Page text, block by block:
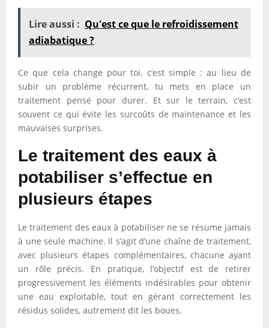
Lire aussi : Qu'est ce que le refroidissement
adiabatique ?
Ce que cela change pour toi, c’est simple : au lieu de
subir un problème récurrent, tu mets en place un
traitement pensé pour durer. Et sur le terrain, c’est
souvent ce qui évite les surcoûts de maintenance et les
mauvaises surprises.
Le traitement des eaux à
potabiliser s’effectue en
plusieurs étapes
Le traitement des eaux à potabiliser ne se résume jamais
à une seule machine. Il s’agit d’une chaîne de traitement,
avec plusieurs étapes complémentaires, chacune ayant
un rôle précis. En pratique, l’objectif est de retirer
progressivement les éléments indésirables pour obtenir
une eau exploitable, tout en gérant correctement les
résidus solides, autrement dit les boues.